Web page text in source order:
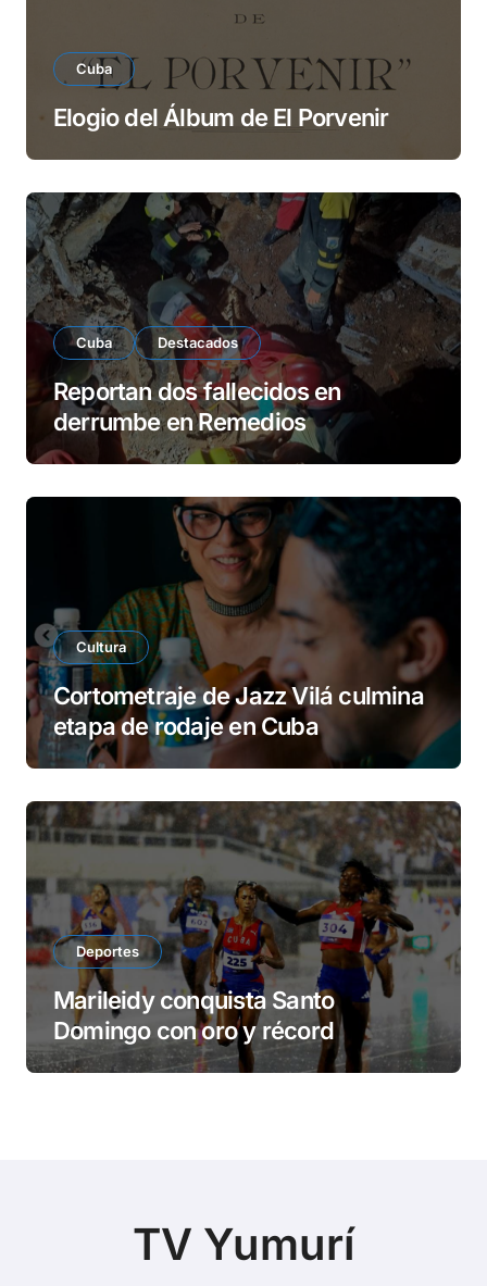
Cuba
Elogio del Álbum de El Porvenir
Cuba Destacados
Reportan dos fallecidos en
derrumbe en Remedios
Cultura
Cortometraje de Jazz Vilá culmina
etapa de rodaje en Cuba
Deportes
Marileidy conquista Santo
Domingo con oro y récord
TV Yumurí